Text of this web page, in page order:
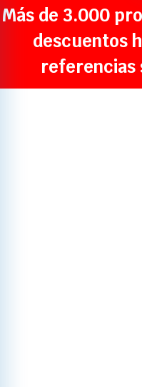
Más de 3.000
descuentos
referencias